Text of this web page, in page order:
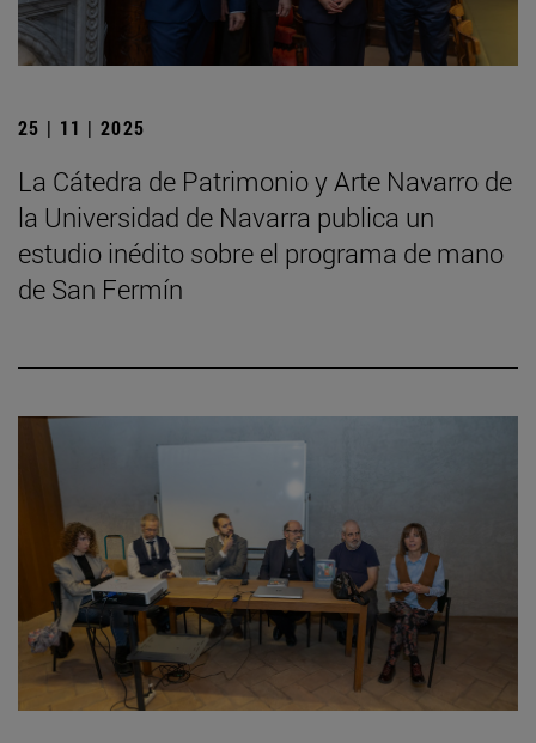
25 | 11 | 2025
La Cátedra de Patrimonio y Arte Navarro de
la Universidad de Navarra publica un
estudio inédito sobre el programa de mano
de San Fermín